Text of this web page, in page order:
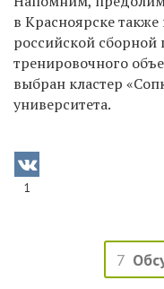
в Красноярске
российской сборной
тренировочного
выбран кластер
университета.
1
7